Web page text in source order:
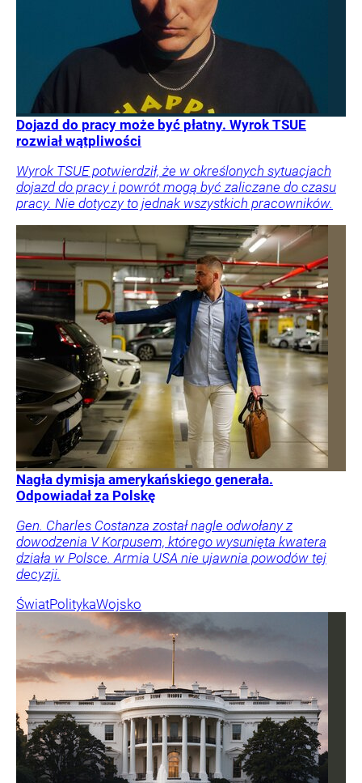
Dojazd do pracy może być płatny. Wyrok TSUE
rozwiał wątpliwości
Wyrok TSUE potwierdził, że w określonych sytuacjach
dojazd do pracy i powrót mogą być zaliczane do czasu
pracy. Nie dotyczy to jednak wszystkich pracowników.
Nagła dymisja amerykańskiego generała.
Odpowiadał za Polskę
Gen. Charles Costanza został nagle odwołany z
dowodzenia V Korpusem, którego wysunięta kwatera
działa w Polsce. Armia USA nie ujawnia powodów tej
decyzji.
ŚwiatPolitykaWojsko